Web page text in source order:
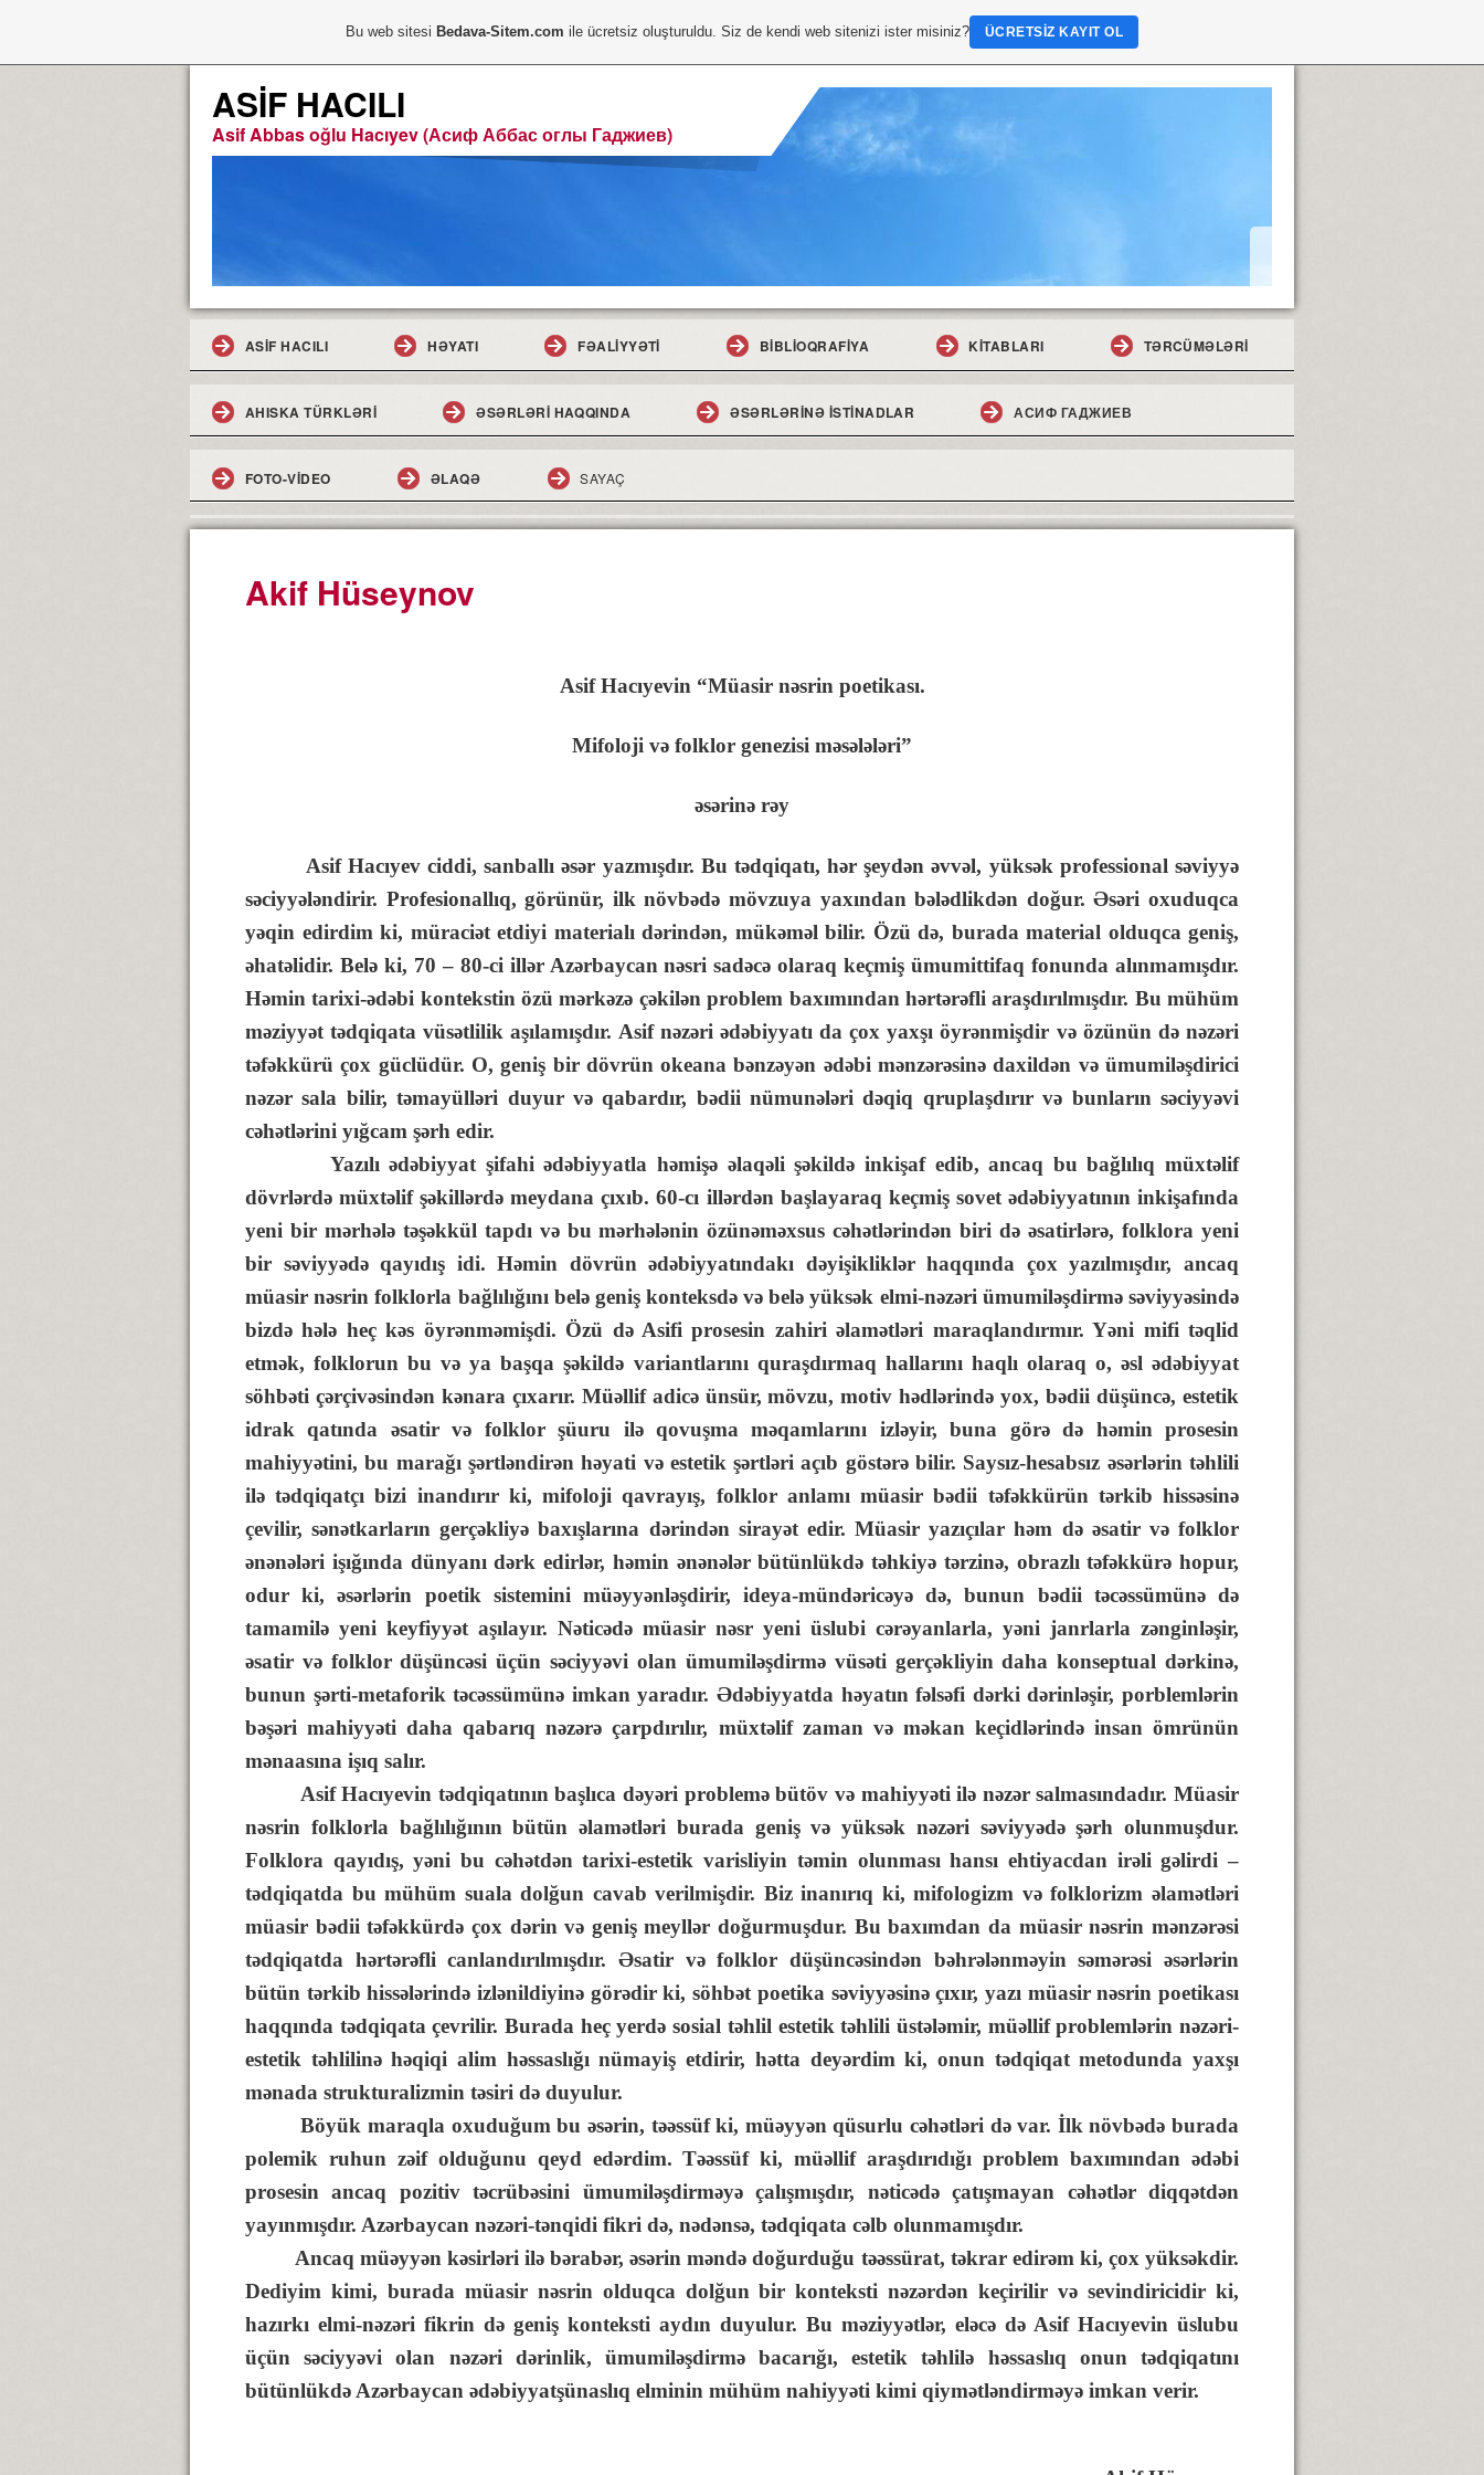
ASİF HACILI
Asif Abbas oğlu Hacıyev (Асиф Аббас оглы Гаджиев)
ASİF HACILI HƏYATI FƏALİYYƏTİ BİBLİOQRAFİYA KİTABLARI TƏRCÜMƏLƏRİ
AHISKA TÜRKLƏRİ ƏSƏRLƏRİ HAQQINDA ƏSƏRLƏRİNƏ İSTİNADLAR АСИФ ГАДЖИЕВ
FOTO-VİDEO ƏLAQƏ SAYAÇ
Akif Hüseynov
Asif Hacıyevin “Müasir nəsrin poetikası.
Mifoloji və folklor genezisi məsələləri”
əsərinə rəy
Asif Hacıyev ciddi, sanballı əsər yazmışdır. Bu tədqiqatı, hər şeydən əvvəl, yüksək professional səviyyə
səciyyələndirir. Profesionallıq, görünür, ilk növbədə mövzuya yaxından bələdlikdən doğur. Əsəri oxuduqca
yəqin edirdim ki, müraciət etdiyi materialı dərindən, mükəməl bilir. Özü də, burada material olduqca geniş,
əhatəlidir. Belə ki, 70 – 80-ci illər Azərbaycan nəsri sadəcə olaraq keçmiş ümumittifaq fonunda alınmamışdır.
Həmin tarixi-ədəbi kontekstin özü mərkəzə çəkilən problem baxımından hərtərəfli araşdırılmışdır. Bu mühüm
məziyyət tədqiqata vüsətlilik aşılamışdır. Asif nəzəri ədəbiyyatı da çox yaxşı öyrənmişdir və özünün də nəzəri
təfəkkürü çox güclüdür. O, geniş bir dövrün okeana bənzəyən ədəbi mənzərəsinə daxildən və ümumiləşdirici
nəzər sala bilir, təmayülləri duyur və qabardır, bədii nümunələri dəqiq qruplaşdırır və bunların səciyyəvi
cəhətlərini yığcam şərh edir.
Yazılı ədəbiyyat şifahi ədəbiyyatla həmişə əlaqəli şəkildə inkişaf edib, ancaq bu bağlılıq müxtəlif
dövrlərdə müxtəlif şəkillərdə meydana çıxıb. 60-cı illərdən başlayaraq keçmiş sovet ədəbiyyatının inkişafında
yeni bir mərhələ təşəkkül tapdı və bu mərhələnin özünəməxsus cəhətlərindən biri də əsatirlərə, folklora yeni
bir səviyyədə qayıdış idi. Həmin dövrün ədəbiyyatındakı dəyişikliklər haqqında çox yazılmışdır, ancaq
müasir nəsrin folklorla bağlılığını belə geniş konteksdə və belə yüksək elmi-nəzəri ümumiləşdirmə səviyyəsində
bizdə hələ heç kəs öyrənməmişdi. Özü də Asifi prosesin zahiri əlamətləri maraqlandırmır. Yəni mifi təqlid
etmək, folklorun bu və ya başqa şəkildə variantlarını quraşdırmaq hallarını haqlı olaraq o, əsl ədəbiyyat
söhbəti çərçivəsindən kənara çıxarır. Müəllif adicə ünsür, mövzu, motiv hədlərində yox, bədii düşüncə, estetik
idrak qatında əsatir və folklor şüuru ilə qovuşma məqamlarını izləyir, buna görə də həmin prosesin
mahiyyətini, bu marağı şərtləndirən həyati və estetik şərtləri açıb göstərə bilir. Saysız-hesabsız əsərlərin təhlili
ilə tədqiqatçı bizi inandırır ki, mifoloji qavrayış, folklor anlamı müasir bədii təfəkkürün tərkib hissəsinə
çevilir, sənətkarların gerçəkliyə baxışlarına dərindən sirayət edir. Müasir yazıçılar həm də əsatir və folklor
ənənələri işığında dünyanı dərk edirlər, həmin ənənələr bütünlükdə təhkiyə tərzinə, obrazlı təfəkkürə hopur,
odur ki, əsərlərin poetik sistemini müəyyənləşdirir, ideya-mündəricəyə də, bunun bədii təcəssümünə də
tamamilə yeni keyfiyyət aşılayır. Nəticədə müasir nəsr yeni üslubi cərəyanlarla, yəni janrlarla zənginləşir,
əsatir və folklor düşüncəsi üçün səciyyəvi olan ümumiləşdirmə vüsəti gerçəkliyin daha konseptual dərkinə,
bunun şərti-metaforik təcəssümünə imkan yaradır. Ədəbiyyatda həyatın fəlsəfi dərki dərinləşir, porblemlərin
bəşəri mahiyyəti daha qabarıq nəzərə çarpdırılır, müxtəlif zaman və məkan keçidlərində insan ömrünün
mənaasına işıq salır.
Asif Hacıyevin tədqiqatının başlıca dəyəri problemə bütöv və mahiyyəti ilə nəzər salmasındadır. Müasir
nəsrin folklorla bağlılığının bütün əlamətləri burada geniş və yüksək nəzəri səviyyədə şərh olunmuşdur.
Folklora qayıdış, yəni bu cəhətdən tarixi-estetik varisliyin təmin olunması hansı ehtiyacdan irəli gəlirdi –
tədqiqatda bu mühüm suala dolğun cavab verilmişdir. Biz inanırıq ki, mifologizm və folklorizm əlamətləri
müasir bədii təfəkkürdə çox dərin və geniş meyllər doğurmuşdur. Bu baxımdan da müasir nəsrin mənzərəsi
tədqiqatda hərtərəfli canlandırılmışdır. Əsatir və folklor düşüncəsindən bəhrələnməyin səmərəsi əsərlərin
bütün tərkib hissələrində izlənildiyinə görədir ki, söhbət poetika səviyyəsinə çıxır, yazı müasir nəsrin poetikası
haqqında tədqiqata çevrilir. Burada heç yerdə sosial təhlil estetik təhlili üstələmir, müəllif problemlərin nəzəri-
estetik təhlilinə həqiqi alim həssaslığı nümayiş etdirir, hətta deyərdim ki, onun tədqiqat metodunda yaxşı
mənada strukturalizmin təsiri də duyulur.
Böyük maraqla oxuduğum bu əsərin, təəssüf ki, müəyyən qüsurlu cəhətləri də var. İlk növbədə burada
polemik ruhun zəif olduğunu qeyd edərdim. Təəssüf ki, müəllif araşdırıdığı problem baxımından ədəbi
prosesin ancaq pozitiv təcrübəsini ümumiləşdirməyə çalışmışdır, nəticədə çatışmayan cəhətlər diqqətdən
yayınmışdır. Azərbaycan nəzəri-tənqidi fikri də, nədənsə, tədqiqata cəlb olunmamışdır.
Ancaq müəyyən kəsirləri ilə bərabər, əsərin məndə doğurduğu təəssürat, təkrar edirəm ki, çox yüksəkdir.
Dediyim kimi, burada müasir nəsrin olduqca dolğun bir konteksti nəzərdən keçirilir və sevindiricidir ki,
hazırkı elmi-nəzəri fikrin də geniş konteksti aydın duyulur. Bu məziyyətlər, eləcə də Asif Hacıyevin üslubu
üçün səciyyəvi olan nəzəri dərinlik, ümumiləşdirmə bacarığı, estetik təhlilə həssaslıq onun tədqiqatını
bütünlükdə Azərbaycan ədəbiyyatşünaslıq elminin mühüm nahiyyəti kimi qiymətləndirməyə imkan verir.
Bu web sitesi Bedava-Sitem.com ile ücretsiz oluşturuldu. Siz de kendi web sitenizi ister misiniz? ÜCRETSIZ KAYIT OL